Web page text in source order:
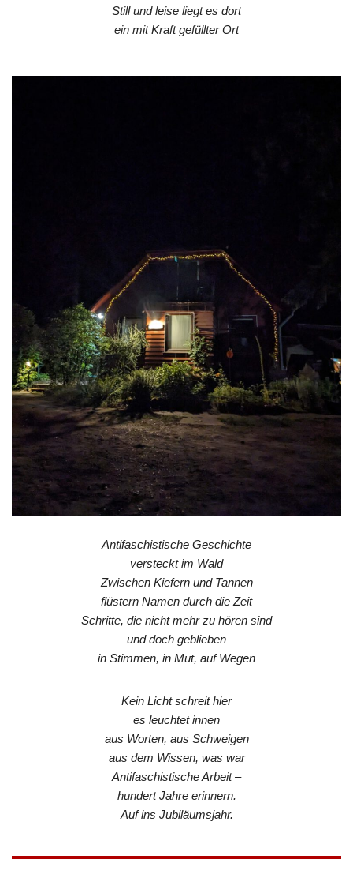
Still und leise liegt es dort
ein mit Kraft gefüllter Ort
Antifaschistische Geschichte
versteckt im Wald
Zwischen Kiefern und Tannen
flüstern Namen durch die Zeit
Schritte, die nicht mehr zu hören sind
und doch geblieben
in Stimmen, in Mut, auf Wegen
Kein Licht schreit hier
es leuchtet innen
aus Worten, aus Schweigen
aus dem Wissen, was war
Antifaschistische Arbeit –
hundert Jahre erinnern.
Auf ins Jubiläumsjahr.